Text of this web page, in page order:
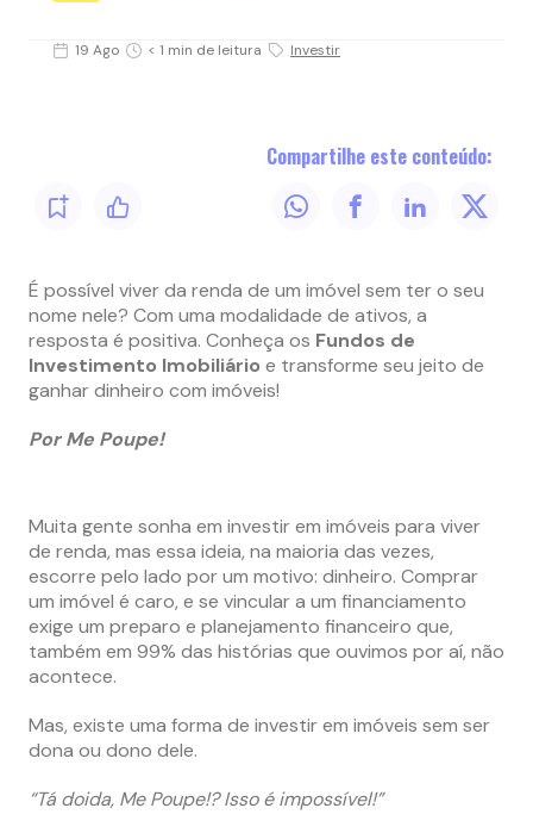
19 Ago < 1 min de leitura Investir
Compartilhe este conteúdo:
É possível viver da renda de um imóvel sem ter o seu
nome nele? Com uma modalidade de ativos, a
resposta é positiva. Conheça os Fundos de
Investimento Imobiliário e transforme seu jeito de
ganhar dinheiro com imóveis!
Por Me Poupe!
Muita gente sonha em investir em imóveis para viver
de renda, mas essa ideia, na maioria das vezes,
escorre pelo lado por um motivo: dinheiro. Comprar
um imóvel é caro, e se vincular a um financiamento
exige um preparo e planejamento financeiro que,
também em 99% das histórias que ouvimos por aí, não
acontece.
Mas, existe uma forma de investir em imóveis sem ser
dona ou dono dele.
“Tá doida, Me Poupe!? Isso é impossível!”